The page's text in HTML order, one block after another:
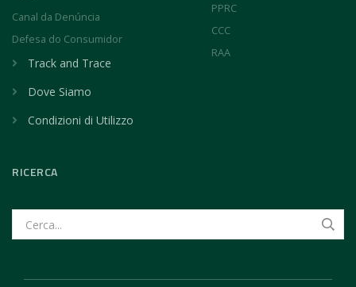
Canal da Denúncia
Defesa do Consumidor
PPRC
CCC
RAA
Track and Trace
Dove Siamo
Condizioni di Utilizzo
RICERCA